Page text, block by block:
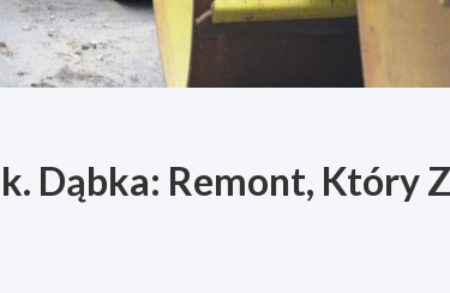
Dąbka: Remont, Który